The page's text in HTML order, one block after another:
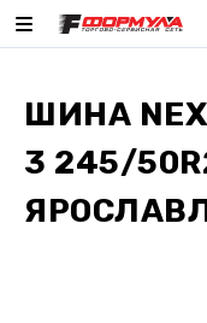
ШИНА
3 245/